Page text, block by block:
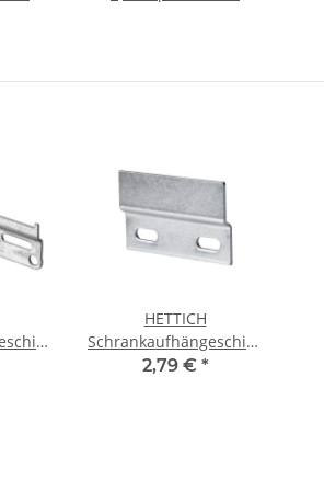
HETTICH
Schrankaufhängeschiene
47,5 x 76mm verzinkt
2,79 € *